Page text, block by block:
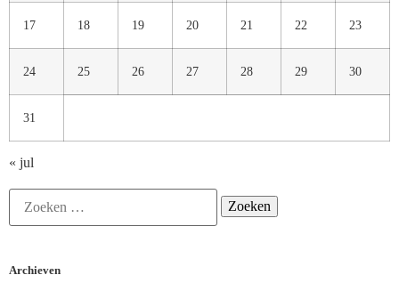
17 18 19 20 21 22 23
24 25 26 27 28 29 30
31
« jul
Archieven